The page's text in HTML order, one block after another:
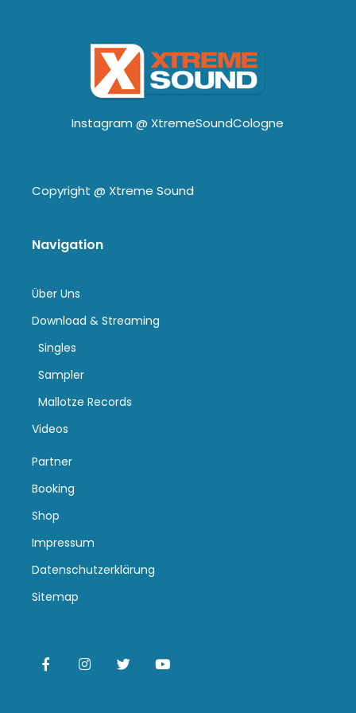
Instagram @ XtremeSoundCologne
Copyright @ Xtreme Sound
Navigation
Über Uns
Download & Streaming
Singles
Sampler
Mallotze Records
Videos
Partner
Booking
Shop
Impressum
Datenschutzerklärung
Sitemap